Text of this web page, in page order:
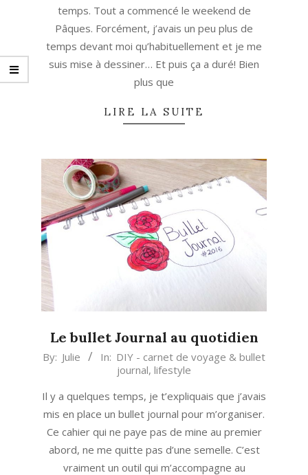
temps. Tout a commencé le weekend de
Pâques. Forcément, j’avais un peu plus de
temps devant moi qu’habituellement et je me
suis mise à dessiner… Et puis ça a duré! Bien
plus que
LIRE LA SUITE
Le bullet Journal au quotidien
2016-
13
By: Julie In: DIY - carnet de voyage & bullet
journal, lifestyle
Il y a quelques temps, je t’expliquais que j’avais
mis en place un bullet journal pour m’organiser.
Ce cahier qui ne paye pas de mine au premier
abord, ne me quitte pas d’une semelle. C’est
vraiment un outil qui m’accompagne au